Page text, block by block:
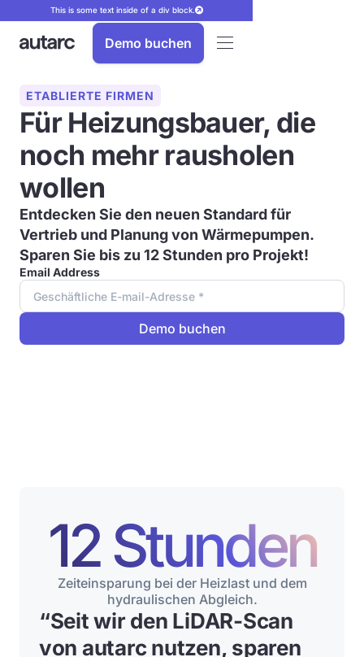
This is some text inside of a div block.
Demo buchen
ETABLIERTE FIRMEN
Für Heizungsbauer, die
noch mehr rausholen
wollen
Entdecken Sie den neuen Standard für
Vertrieb und Planung von Wärmepumpen.
Sparen Sie bis zu 12 Stunden pro Projekt!
Email Address
12 Stunden
Zeiteinsparung bei der Heizlast und dem
hydraulischen Abgleich.
“Seit wir den LiDAR-Scan
von autarc nutzen, sparen